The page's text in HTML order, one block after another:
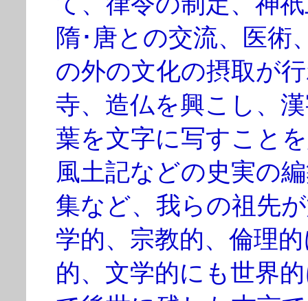
隋･唐との交流、医術
の外の文化の摂取が
寺、造仏を興こし、
葉を文字に写すこと
風土記などの史実の
集など、我らの祖先
学的、宗教的、倫理
的、文学的にも世界